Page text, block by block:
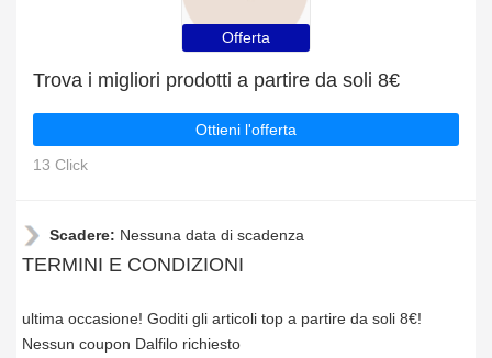
Offerta
Trova i migliori prodotti a partire da soli 8€
Ottieni l'offerta
13 Click
Scadere: Nessuna data di scadenza
TERMINI E CONDIZIONI
ultima occasione! Goditi gli articoli top a partire da soli 8€!
Nessun coupon Dalfilo richiesto